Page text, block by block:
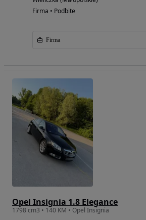
Firma • Podbite
Firma
Opel Insignia 1.8 Elegance
1798 cm3 • 140 KM • Opel Insignia